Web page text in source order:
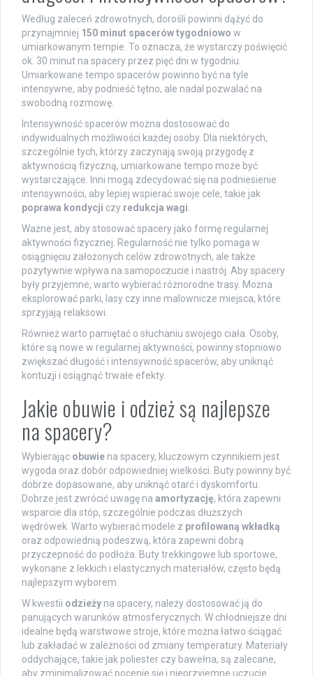
Według zaleceń zdrowotnych, dorośli powinni dążyć do
przynajmniej 150 minut spacerów tygodniowo w
umiarkowanym tempie. To oznacza, że wystarczy poświęcić
ok. 30 minut na spacery przez pięć dni w tygodniu.
Umiarkowane tempo spacerów powinno być na tyle
intensywne, aby podnieść tętno, ale nadal pozwalać na
swobodną rozmowę.
Intensywność spacerów można dostosować do
indywidualnych możliwości każdej osoby. Dla niektórych,
szczególnie tych, którzy zaczynają swoją przygodę z
aktywnością fizyczną, umiarkowane tempo może być
wystarczające. Inni mogą zdecydować się na podniesienie
intensywności, aby lepiej wspierać swoje cele, takie jak
poprawa kondycji czy redukcja wagi.
Ważne jest, aby stosować spacery jako formę regularnej
aktywności fizycznej. Regularność nie tylko pomaga w
osiągnięciu założonych celów zdrowotnych, ale także
pozytywnie wpływa na samopoczucie i nastrój. Aby spacery
były przyjemne, warto wybierać różnorodne trasy. Można
eksplorować parki, lasy czy inne malownicze miejsca, które
sprzyjają relaksowi.
Również warto pamiętać o słuchaniu swojego ciała. Osoby,
które są nowe w regularnej aktywności, powinny stopniowo
zwiększać długość i intensywność spacerów, aby uniknąć
kontuzji i osiągnąć trwałe efekty.
Jakie obuwie i odzież są najlepsze
na spacery?
Wybierając obuwie na spacery, kluczowym czynnikiem jest
wygoda oraz dobór odpowiedniej wielkości. Buty powinny być
dobrze dopasowane, aby uniknąć otarć i dyskomfortu.
Dobrze jest zwrócić uwagę na amortyzację, która zapewni
wsparcie dla stóp, szczególnie podczas dłuższych
wędrówek. Warto wybierać modele z profilowaną wkładką
oraz odpowiednią podeszwą, która zapewni dobrą
przyczepność do podłoża. Buty trekkingowe lub sportowe,
wykonane z lekkich i elastycznych materiałów, często będą
najlepszym wyborem.
W kwestii odzieży na spacery, należy dostosować ją do
panujących warunków atmosferycznych. W chłodniejsze dni
idealne będą warstwowe stroje, które można łatwo ściągać
lub zakładać w zależności od zmiany temperatury. Materiały
oddychające, takie jak poliester czy bawełna, są zalecane,
aby zminimalizować pocenie się i nieprzyjemne uczucie